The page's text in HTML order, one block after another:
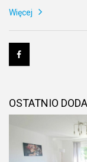
Więcej
OSTATNIO